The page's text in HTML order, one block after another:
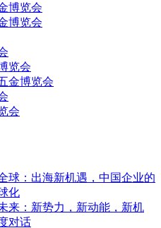
博览会
博览会
览会
金博览会
会
：出海新机遇，中国企业的
化
：新势力，新动能，新机
对话